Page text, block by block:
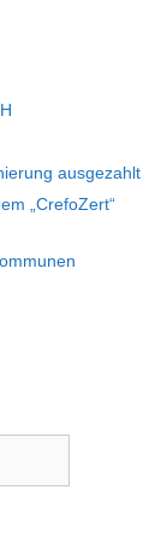
ausgezahlt
„CrefoZert“